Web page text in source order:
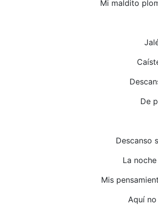
Mi maldito
De
Descanso
La
Mis
Aquí